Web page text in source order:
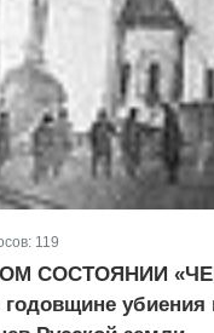
119
СОСТОЯНИИ
годовщине убиения